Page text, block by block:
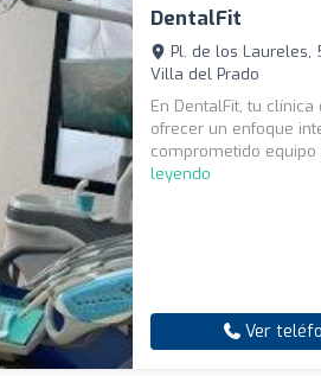
DentalFit
Pl. de los Laureles,
Villa del Prado
En DentalFit, tu
ofrecer un enfoque
comprometido equipo
leyendo
Ver